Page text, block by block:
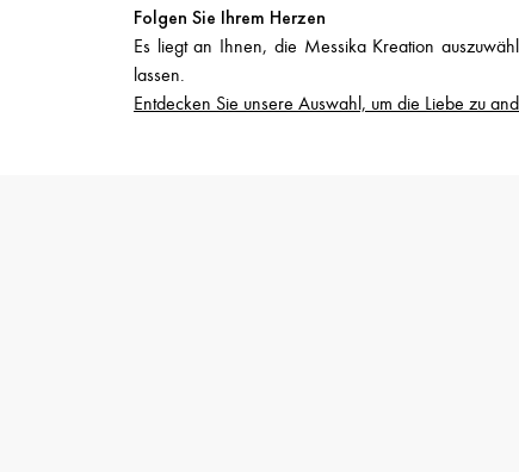
Folgen Sie Ihrem Herzen
Es liegt an Ihnen, die Messika Kreation
lassen.
Entdecken Sie unsere Auswahl, um die Liebe zu